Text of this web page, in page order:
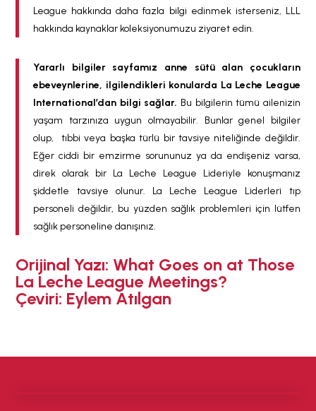
League hakkında daha fazla bilgi edinmek isterseniz, LLL
hakkında kaynaklar koleksiyonumuzu ziyaret edin.
Yararlı bilgiler sayfamız anne sütü alan çocukların
ebeveynlerine, ilgilendikleri konularda La Leche League
International’dan bilgi sağlar. Bu bilgilerin tümü ailenizin
yaşam tarzınıza uygun olmayabilir. Bunlar genel bilgiler
olup, tıbbi veya başka türlü bir tavsiye niteliğinde değildir.
Eğer ciddi bir emzirme sorununuz ya da endişeniz varsa,
direk olarak bir La Leche League Lideriyle konuşmanız
şiddetle tavsiye olunur. La Leche League Liderleri tıp
personeli değildir, bu yüzden sağlık problemleri için lütfen
sağlık personeline danışınız.
Orijinal Yazı: What Goes on at Those
La Leche League Meetings?
Çeviri: Eylem Atılgan